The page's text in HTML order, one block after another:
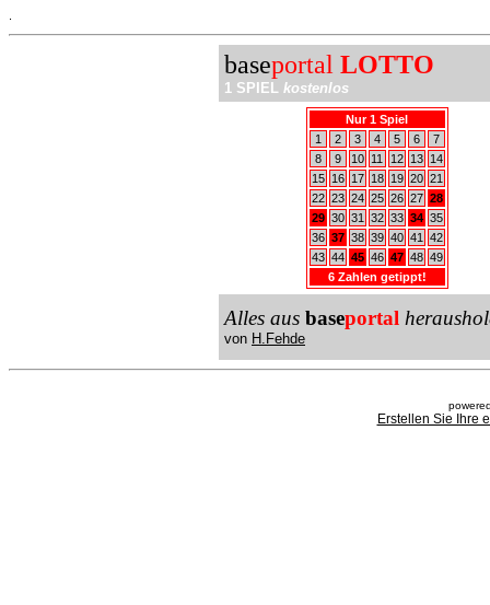
baseportal LOTTO
1 SPIEL kostenlos
Nur 1 Spiel
1
2 3 4 5 6
7
8
9 10 11 12 13
14
15
16 17 18 19 20 21
22 23 24 25 26 27 28
29 30 31 32 33 34 35
36 37 38 39 40 41
42
43 44 45 46 47 48 49
6 Zahlen getippt!
Alles aus baseportal
von H.Fehde
Erstellen Sie Ihre